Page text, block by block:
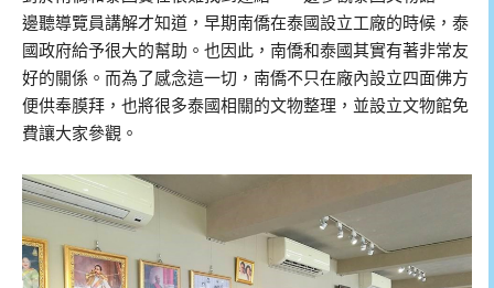
邊聽導覽員講解才知道，早期南僑在泰國設立工廠的時候，泰
國政府給予很大的幫助。也因此，南僑和泰國其實有著非常友
好的關係。而為了感念這一切，南僑不只在廠內設立四面佛方
便供奉膜拜，也將很多泰國相關的文物整理，並設立文物館免
費讓大家參觀。